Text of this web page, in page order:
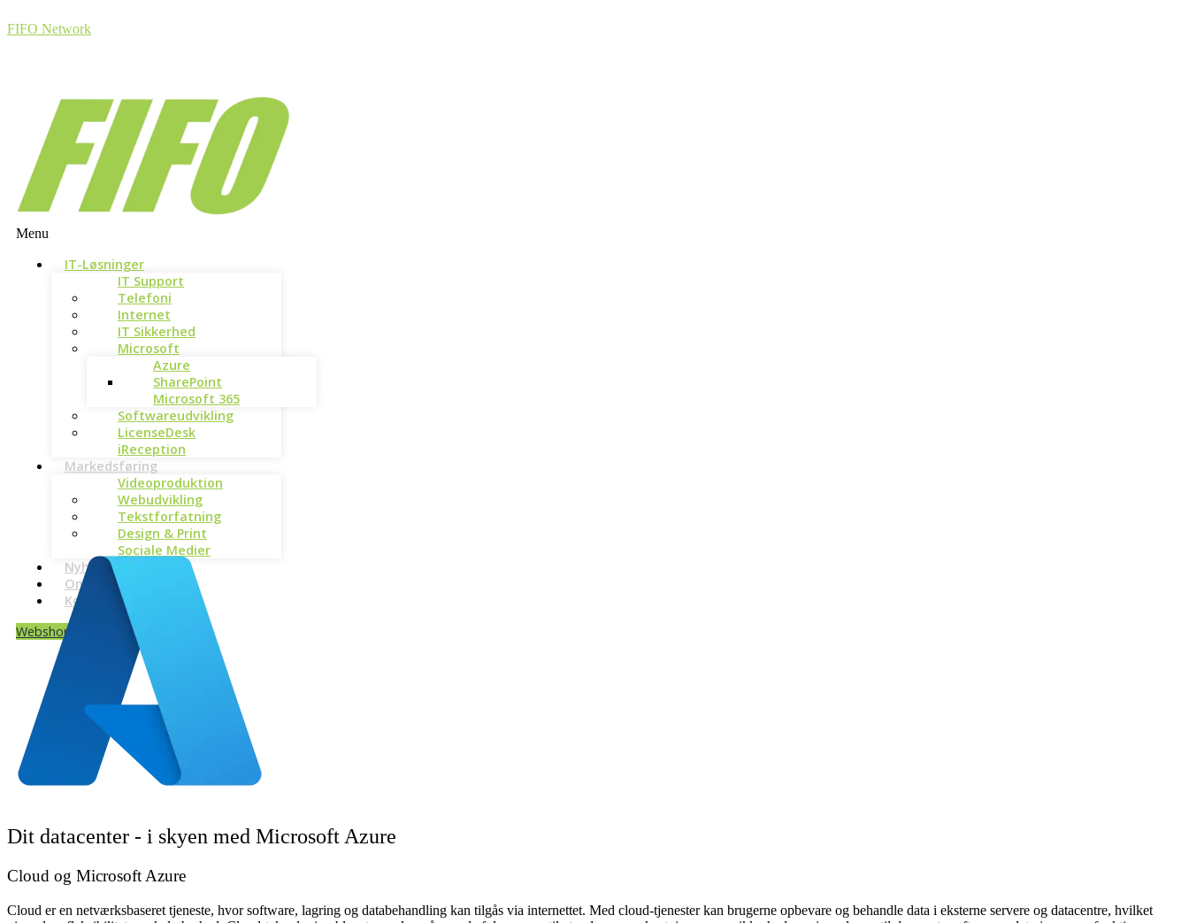
FIFO Network
Menu
IT-Løsninger
IT Support
Telefoni
Internet
IT Sikkerhed
Microsoft
Azure
SharePoint
Microsoft 365
Softwareudvikling
LicenseDesk
iReception
Markedsføring
Videoproduktion
Webudvikling
Tekstforfatning
Design & Print
Sociale Medier
Nyheder
Om os
Kontakt
Webshop
Dit datacenter - i skyen med Microsoft Azure
Cloud og Microsoft Azure
Cloud er en netværksbaseret tjeneste, hvor software, lagring og databehandling kan tilgås via internettet. Med cloud-tjenester kan brugerne opbevare og behandle data i eksterne servere og datacentre, hvilket